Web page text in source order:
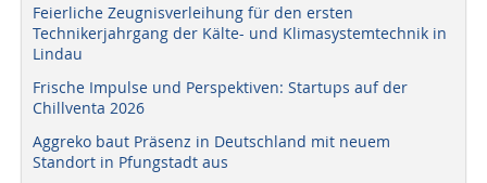
Feierliche Zeugnisverleihung für den ersten
Technikerjahrgang der Kälte- und Klimasystemtechnik in
Lindau
Frische Impulse und Perspektiven: Startups auf der
Chillventa 2026
Aggreko baut Präsenz in Deutschland mit neuem
Standort in Pfungstadt aus